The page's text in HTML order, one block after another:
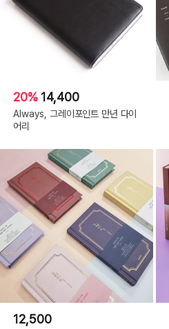
20% 14,400
Always, 그레이포인트 만년 다이
어리
12,500